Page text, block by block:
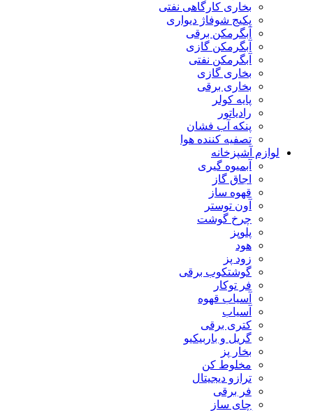
بخاری کارگاهی نفتی
پکیج شوفاژ دیواری
آبگرمکن برقی
آبگرمکن گازی
آبگرمکن نفتی
بخاری گازی
بخاری برقی
پایه کولر
رادیاتور
پنکه آب فشان
تصفیه کننده هوا
لوازم آشپزخانه
آبمیوه گیری
اجاق گاز
قهوه ساز
آون توستر
چرخ گوشت
پلوپز
هود
زود پز
گوشتکوب برقی
فر توکار
آسیاب قهوه
آسیاب
کتری برقی
گریل و باربیکیو
بخار پز
مخلوط کن
ترازو دیجیتال
فر برقی
چای ساز